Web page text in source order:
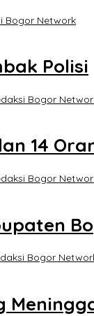
Bogor Network
Polisi
Bogor
14
Bogor
Bogor